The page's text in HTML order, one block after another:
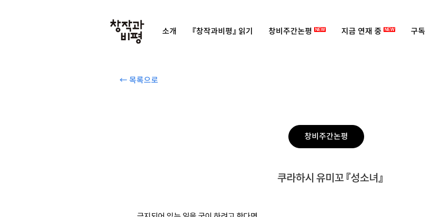
소개 『창작과비평』 읽기 창비주간논평 NEW 지금 연재 중 NEW 구독
← 목록으로
창비주간논평
쿠라하시 유미꼬 『성소녀』